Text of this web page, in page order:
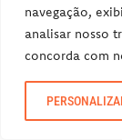
navegação,
analisar nosso
concorda com
experiência!